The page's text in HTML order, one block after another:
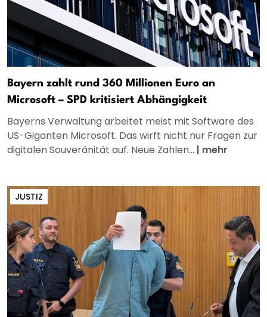
Bayern zahlt rund 360 Millionen Euro an
Microsoft – SPD kritisiert Abhängigkeit
Bayerns Verwaltung arbeitet meist mit Software des
US-Giganten Microsoft. Das wirft nicht nur Fragen zur
digitalen Souveränität auf. Neue Zahlen... | mehr
JUSTIZ